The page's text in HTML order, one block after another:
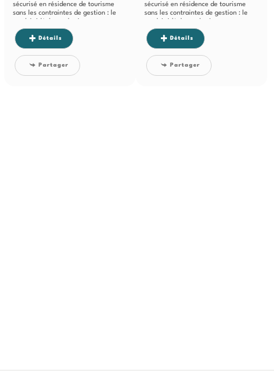
sécurisé en résidence de tourisme
sans les contraintes de gestion : le
patrimoine...
Détails
Partager
sécurisé en résidence de tourisme
sans les contraintes de gestion : le
patrimoine...
Détails
Partager